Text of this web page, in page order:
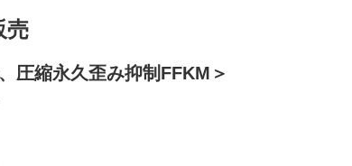
売
圧縮永久歪み抑制FFKM＞